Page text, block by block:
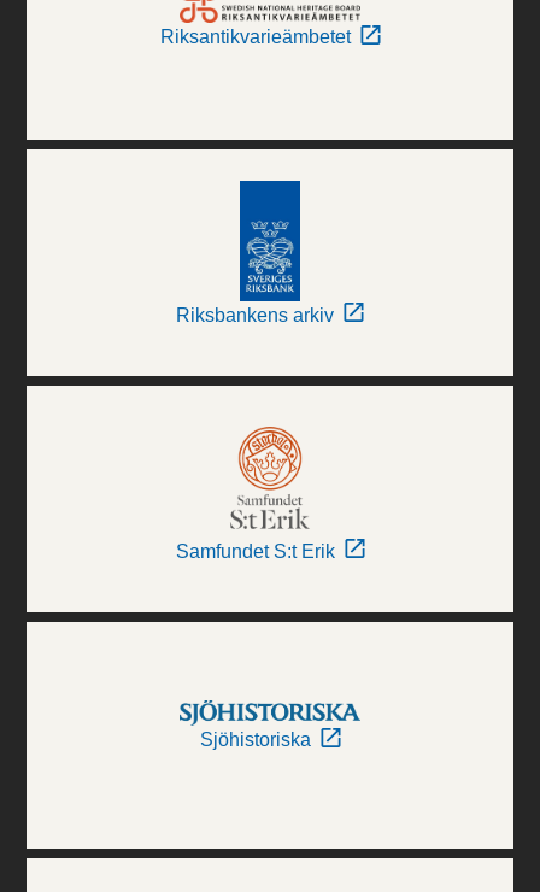
Riksantikvarieämbetet
Riksbankens arkiv
Samfundet S:t Erik
Sjöhistoriska